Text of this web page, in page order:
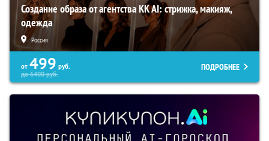
Создание образа от агентства KK AI: стрижка, макияж,
одежда
Россия
от 499 руб.
до6400руб.
ПОДРОБНЕЕ